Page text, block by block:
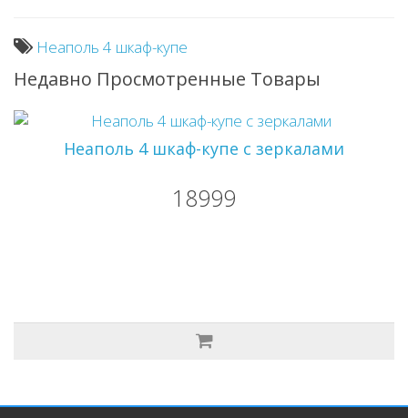
Неаполь 4 шкаф-купе
Недавно Просмотренные Товары
Неаполь 4 шкаф-купе с зеркалами
18999